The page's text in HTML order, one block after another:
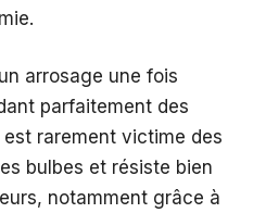
arrosage une fois
parfaitement des
rarement victime des
bulbes et résiste bien
notamment grâce à